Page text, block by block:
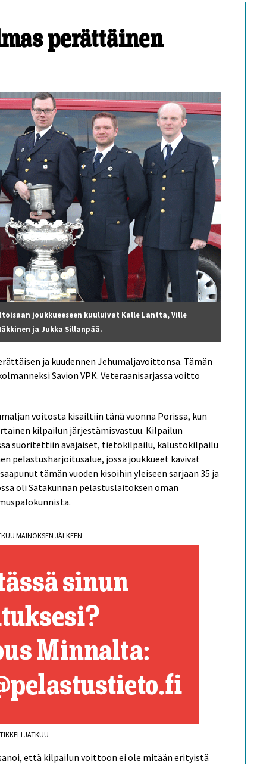
perättäinen
joukkueeseen kuuluivat Kalle Lantta, Ville
ja Jukka Sillanpää.
ja kuudennen Jehumaljavoittonsa. Tämän
Savion VPK. Veteraanisarjassa voitto
voitosta kisailtiin tänä vuonna Porissa, kun
kilpailun järjestämisvastuu. Kilpailun
suoritettiin avajaiset, tietokilpailu, kalustokilpailu
pelastusharjoitusalue, jossa joukkueet kävivät
tämän vuoden kisoihin yleiseen sarjaan 35 ja
oli Satakunnan pelastuslaitoksen oman
MAINOKSEN JÄLKEEN
JATKUU
että kilpailun voittoon ei ole mitään erityistä